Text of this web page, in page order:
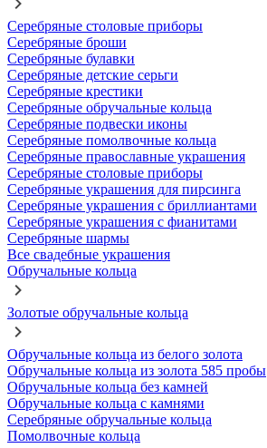
Серебряные столовые приборы
Серебряные броши
Серебряные булавки
Серебряные детские серьги
Серебряные крестики
Серебряные обручальные кольца
Серебряные подвески иконы
Серебряные помолвочные кольца
Серебряные православные украшения
Серебряные столовые приборы
Серебряные украшения для пирсинга
Серебряные украшения с бриллиантами
Серебряные украшения с фианитами
Серебряные шармы
Все свадебные украшения
Обручальные кольца
Золотые обручальные кольца
Обручальные кольца из белого золота
Обручальные кольца из золота 585 пробы
Обручальные кольца без камней
Обручальные кольца с камнями
Серебряные обручальные кольца
Помолвочные кольца